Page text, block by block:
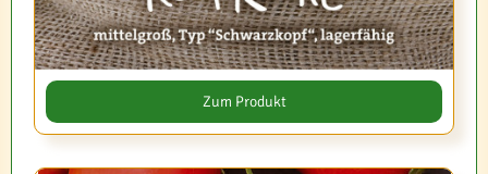
Zum Produkt